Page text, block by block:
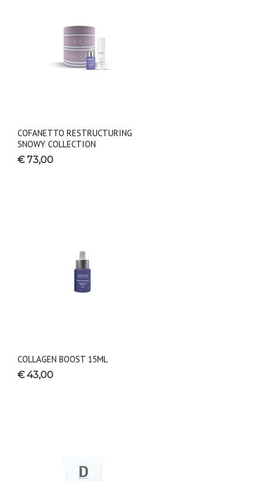
COFANETTO RESTRUCTURING
SNOWY COLLECTION
€ 73,00
COLLAGEN BOOST 15ML
€ 43,00